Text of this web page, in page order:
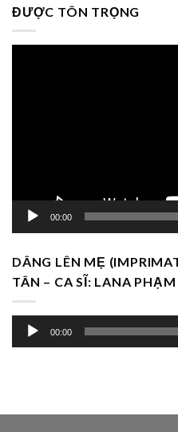
ĐƯỢC TÔN TRỌNG
00:00
DÂNG LÊN MẸ
TÂN – CA SĨ: LANA PHẠM
Trình
chơi
00:00